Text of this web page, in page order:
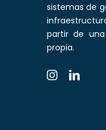
sistemas de
partir de
propia.